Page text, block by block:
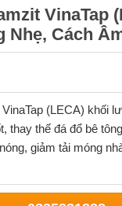
VinaTap
Nhẹ, Cách
(LECA) khối
thay thế đá đổ bê
giảm tải móng